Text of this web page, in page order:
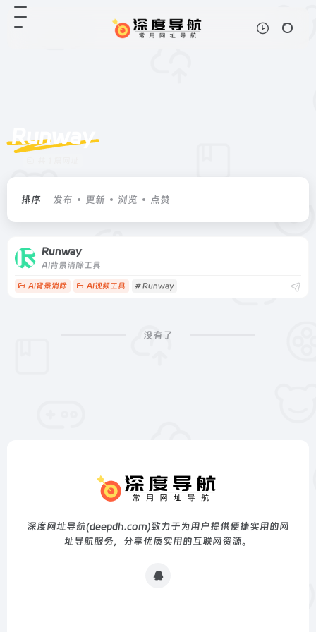
Runway
排序 发布 更新 浏览 点赞
Runway
AI背景消除工具
AI背景消除 AI视频工具 # Runway
没有了
深度网址导航(deepdh.com)致力于为用户提供便捷实用的网
址导航服务，分享优质实用的互联网资源。